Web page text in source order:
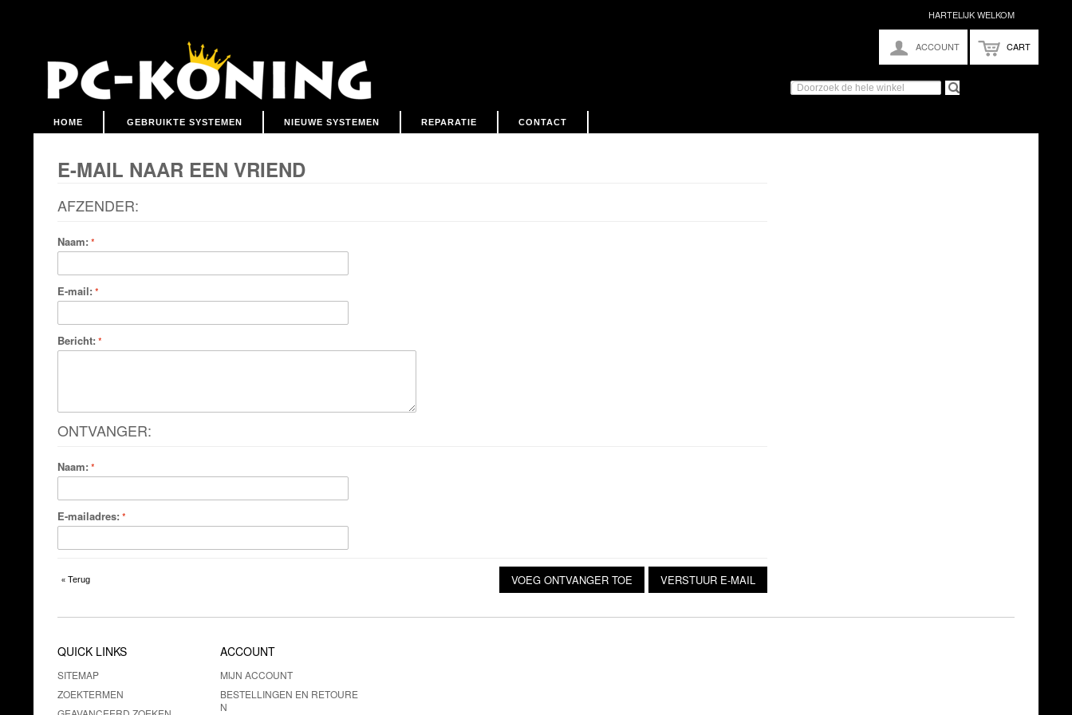
HARTELIJK WELKOM
ACCOUNT CART
HOME GEBRUIKTE SYSTEMEN NIEUWE SYSTEMEN REPARATIE CONTACT
E-MAIL NAAR EEN VRIEND
AFZENDER:
Naam:
E-mail:
Bericht:
ONTVANGER:
Naam:
E-mailadres:
« Terug VERSTUUR E-MAIL
VOEG ONTVANGER TOE
QUICK LINKS
SITEMAP
ZOEKTERMEN
ACCOUNT
MIJN ACCOUNT
BESTELLINGEN EN RETOURE
N